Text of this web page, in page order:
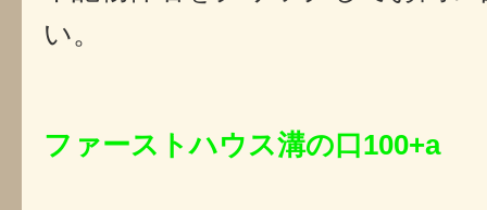
い。
ファーストハウス溝の口100+a